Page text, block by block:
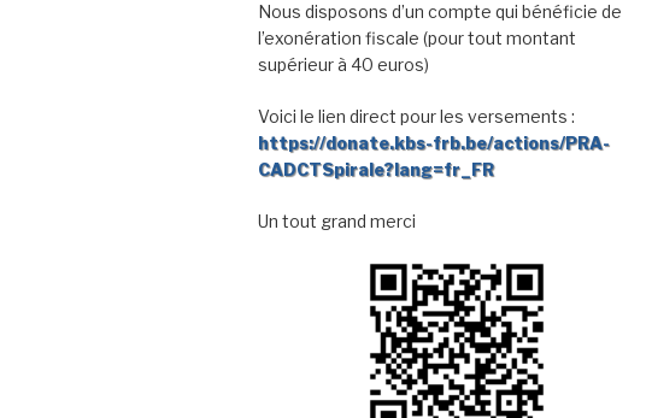
Nous disposons d’un compte qui bénéficie de
l’exonération fiscale (pour tout montant
supérieur à 40 euros)
Voici le lien direct pour les versements :
https://donate.kbs-frb.be/actions/PRA-
CADCTSpirale?lang=fr_FR
Un tout grand merci